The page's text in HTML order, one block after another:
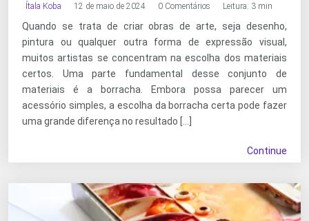
Ítala Koba 12 de maio de 2024 0 Comentários Leitura: 3 min
Quando se trata de criar obras de arte, seja desenho,
pintura ou qualquer outra forma de expressão visual,
muitos artistas se concentram na escolha dos materiais
certos. Uma parte fundamental desse conjunto de
materiais é a borracha. Embora possa parecer um
acessório simples, a escolha da borracha certa pode fazer
uma grande diferença no resultado […]
Continue